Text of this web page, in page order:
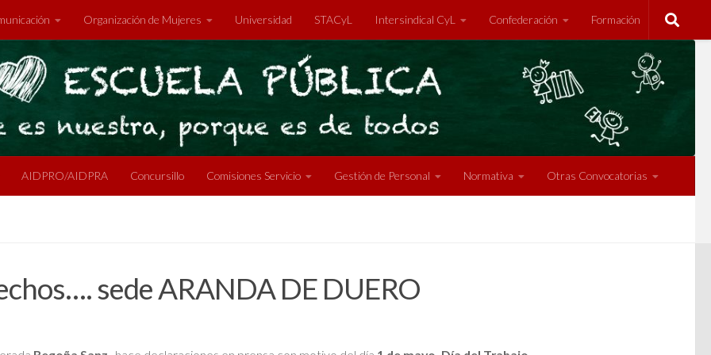
Organización de Mujeres Universidad STACyL Intersindical CyL Confederación Formación
AIDPRO/AIDPRA Concursillo Comisiones Servicio Gestión de Personal Normativa Otras Convocatorias
sede ARANDA DE DUERO